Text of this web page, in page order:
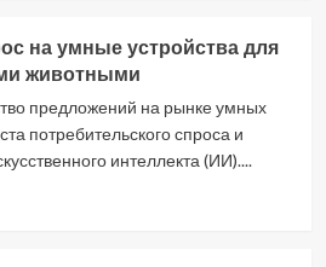
на умные устройства для
животными
предложений на рынке умных
потребительского спроса и
интеллекта (ИИ)....